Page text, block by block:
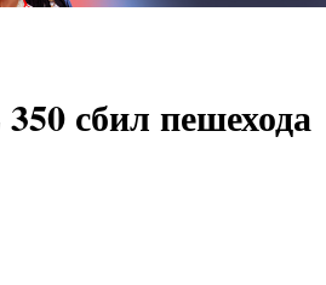
сбил пешехода